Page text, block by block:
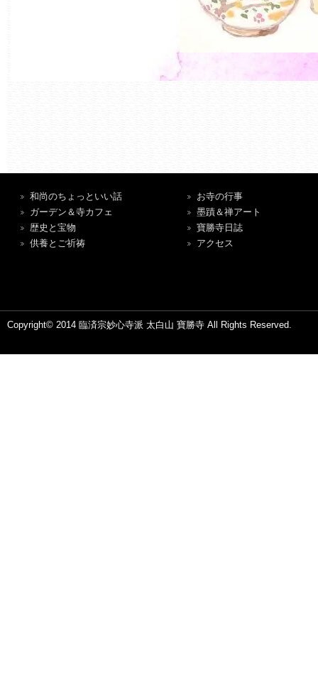
和尚のちょっといい話
ガーデン＆寺カフェ
歴史と宝物
供養とご祈祷
お寺の行事
墨蹟＆禅アート
寶勝寺日誌
アクセス
Copyright© 2014 臨済宗妙心寺派 太白山 寶勝寺 All Rights Reserved.